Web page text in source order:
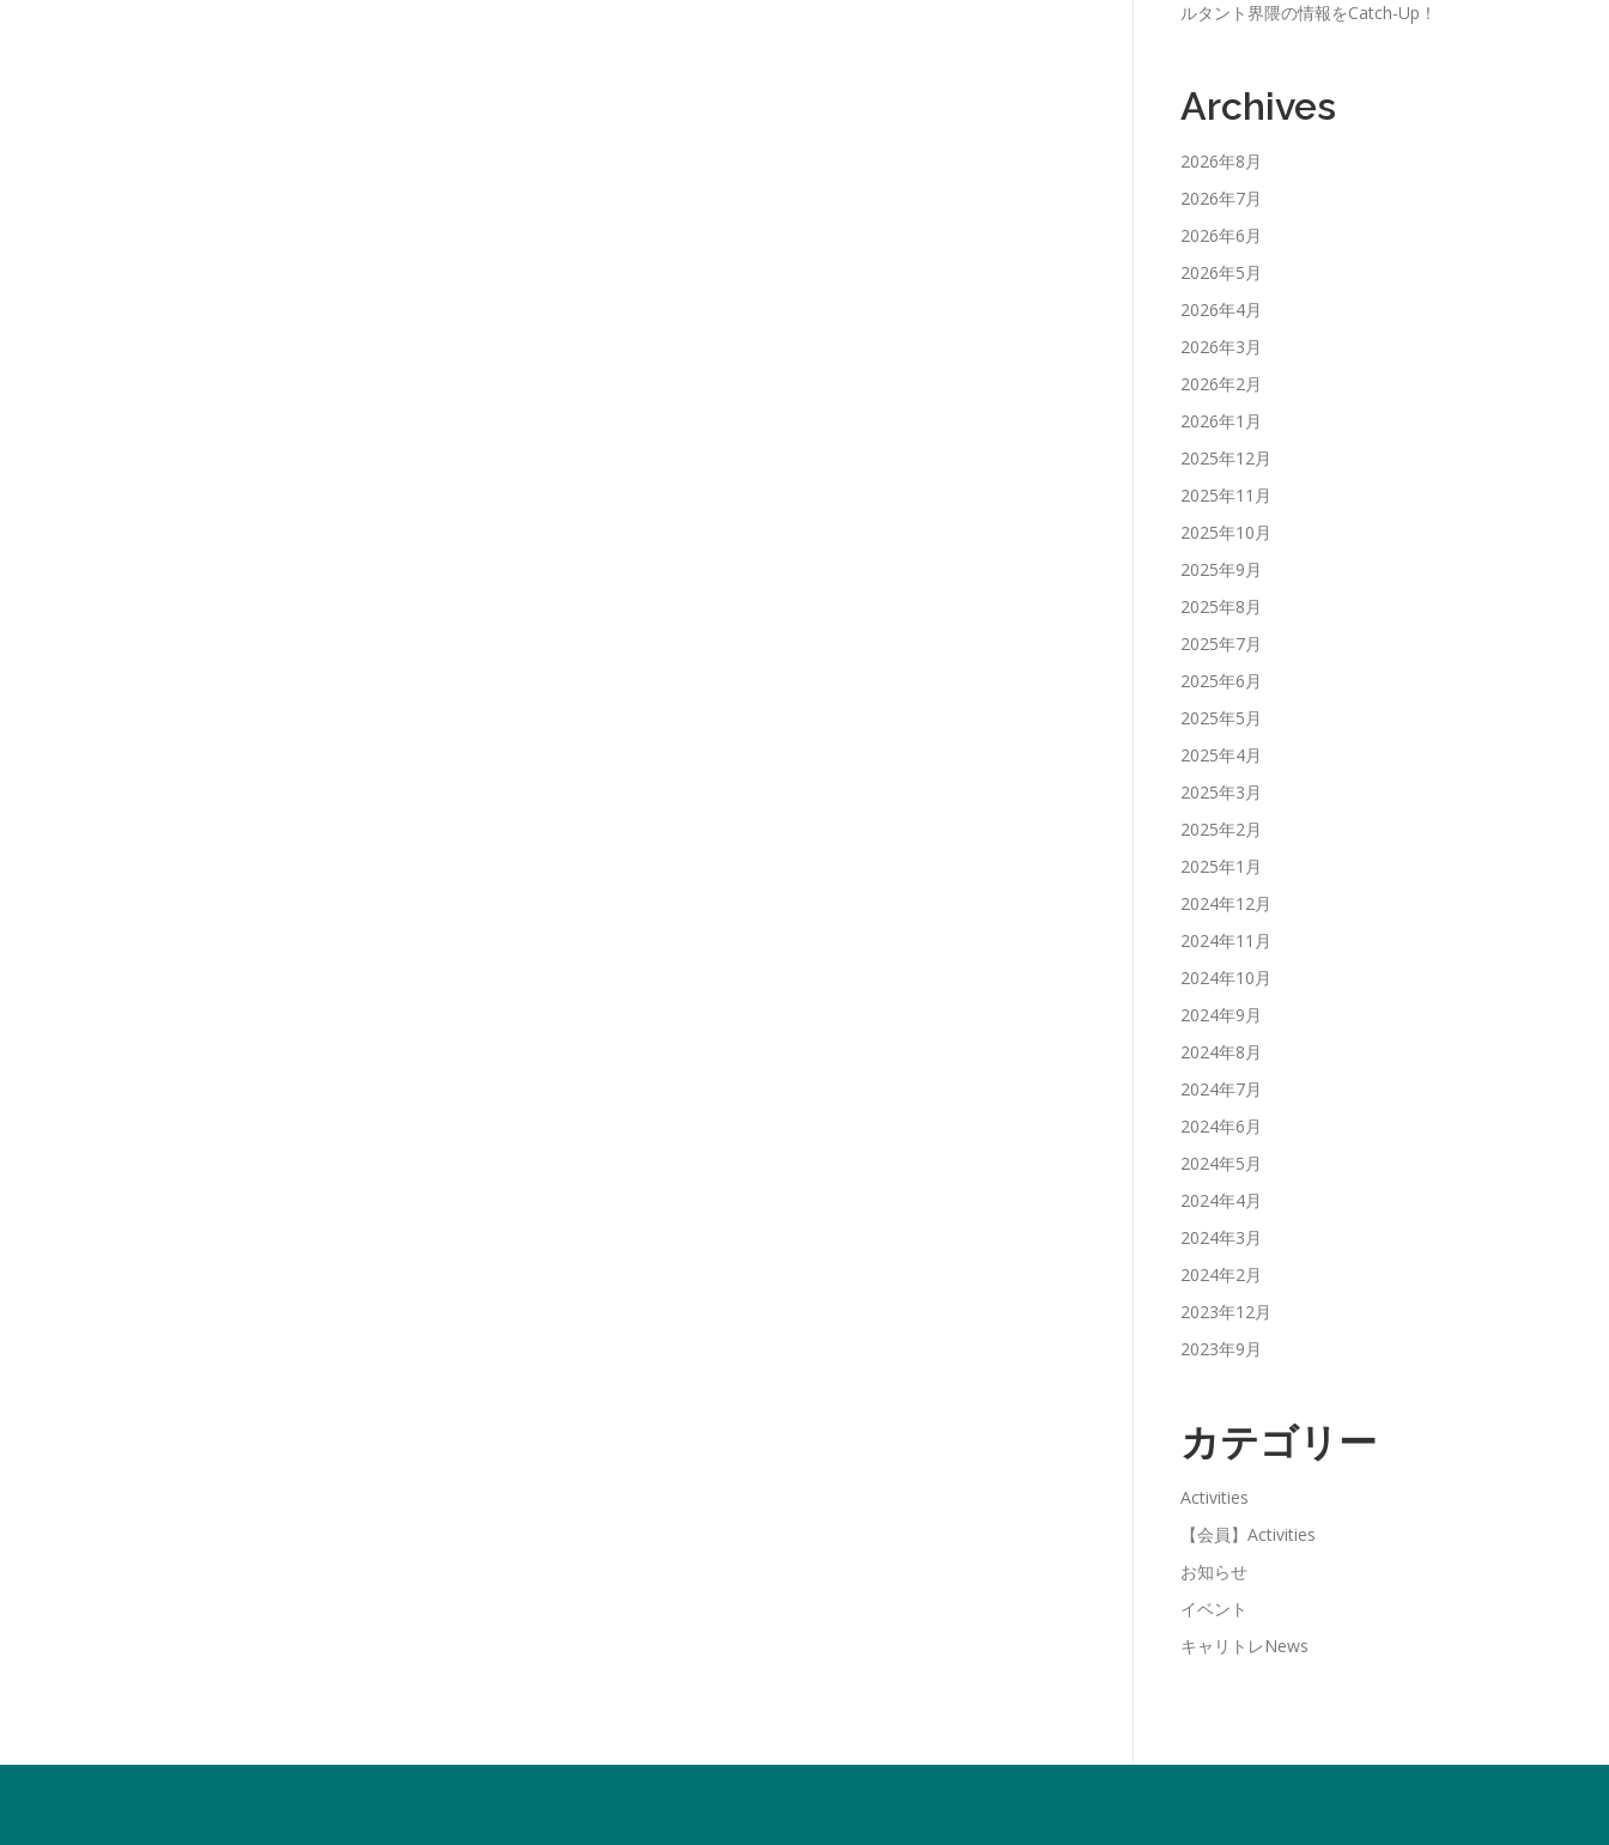
ルタント界隈の情報をCatch-Up！
Archives
2026年8月
2026年7月
2026年6月
2026年5月
2026年4月
2026年3月
2026年2月
2026年1月
2025年12月
2025年11月
2025年10月
2025年9月
2025年8月
2025年7月
2025年6月
2025年5月
2025年4月
2025年3月
2025年2月
2025年1月
2024年12月
2024年11月
2024年10月
2024年9月
2024年8月
2024年7月
2024年6月
2024年5月
2024年4月
2024年3月
2024年2月
2023年12月
2023年9月
カテゴリー
Activities
【会員】Activities
お知らせ
イベント
キャリトレNews